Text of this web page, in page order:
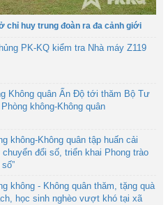
chỉ huy trung đoàn ra đa cảnh giới
PK-KQ kiểm tra Nhà máy Z119
Không quân Ấn Độ tới thăm Bộ Tư
không-Không quân
không-Không quân tập huấn cải
đổi số, triển khai Phong trào
không - Không quân thăm, tặng quà
học sinh nghèo vượt khó tại xã